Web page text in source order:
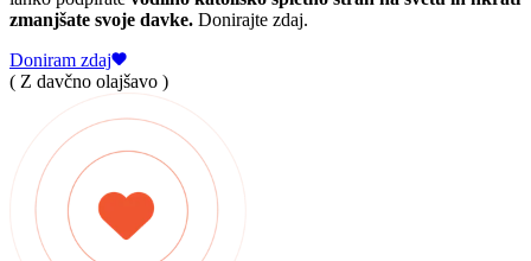
zmanjšate svoje davke. Donirajte zdaj.
Doniram zdaj
( Z davčno olajšavo )